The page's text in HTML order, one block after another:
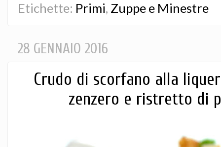
Etichette: Primi, Zuppe e Minestre
28 GENNAIO 2016
Crudo di scorfano alla
zenzero e ristretto di